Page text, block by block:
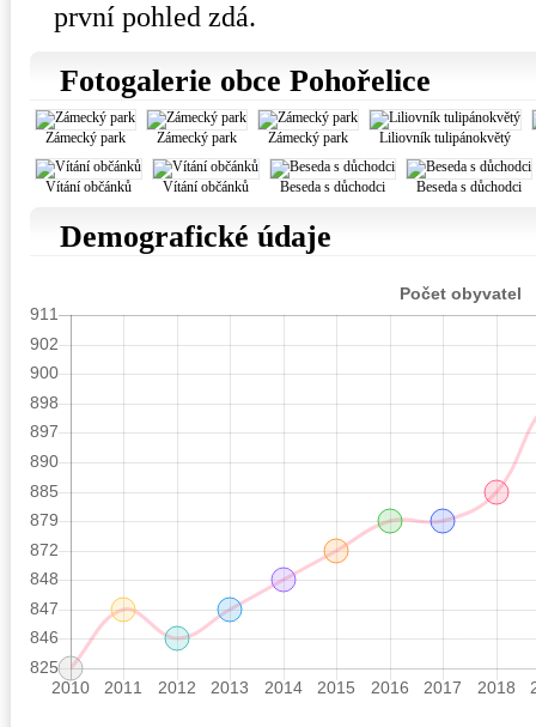
první pohled zdá.
Fotogalerie obce Pohořelice
Zámecký park Zámecký park Zámecký park Liliovník tulipánokvětý
Vítání občánků Vítání občánků Beseda s důchodci Beseda s důchodci
Demografické údaje